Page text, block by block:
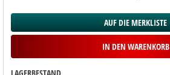
AUF DIE MERKLISTE
IN DEN WARENKORB
LAGERBESTAND